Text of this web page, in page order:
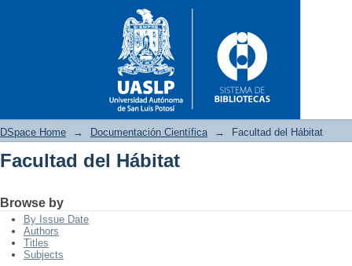
DSpace Home → Documentación Científica → Facultad del Hábitat
Facultad del Hábitat
Browse by
By Issue Date
Authors
Titles
Subjects